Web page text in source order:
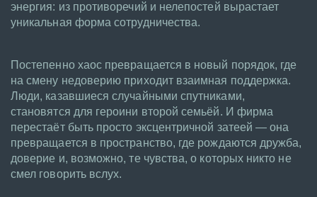
энергия: из противоречий и нелепостей вырастает
уникальная форма сотрудничества.
Постепенно хаос превращается в новый порядок, где
на смену недоверию приходит взаимная поддержка.
Люди, казавшиеся случайными спутниками,
становятся для героини второй семьёй. И фирма
перестаёт быть просто эксцентричной затеей — она
превращается в пространство, где рождаются дружба,
доверие и, возможно, те чувства, о которых никто не
смел говорить вслух.